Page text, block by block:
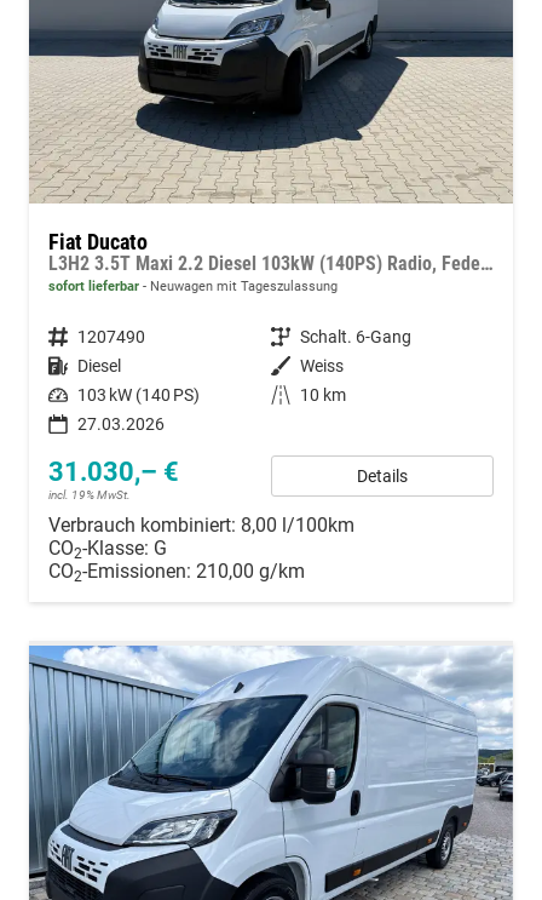
Fiat Ducato
L3H2 3.5T Maxi 2.2 Diesel 103kW (140PS) Radio, Federung hinten verstärkt (Doppelblattfederung), Rückfahrkamera, Ersatzrad, Hecktüren mit Öffnungswinkel 260°, Dachablage über der Frontscheibe, 15 Zoll Stahlfelgen uvm.
sofort lieferbar Neuwagen mit Tageszulassung
Fahrzeugnummer 1207490 Getriebe Schalt. 6-Gang
Kraftstoff Diesel Außenfarbe Weiss
Leistung 103 kW (140 PS) Kilometerstand
10 km
27.03.2026
31.030,– €
incl. 19% MwSt.
Details
Verbrauch kombiniert: 8,00 l/100km
CO2-Klasse: G
CO2-Emissionen: 210,00 g/km